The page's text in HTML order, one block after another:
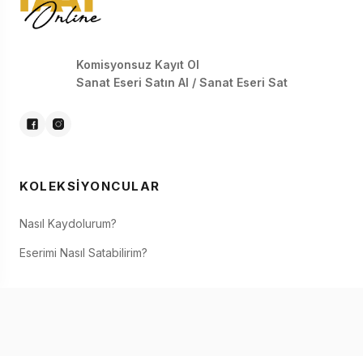
Komisyonsuz Kayıt Ol
Sanat Eseri Satın Al / Sanat Eseri Sat
KOLEKSIYONCULAR
Nasıl Kaydolurum?
Eserimi Nasıl Satabilirim?